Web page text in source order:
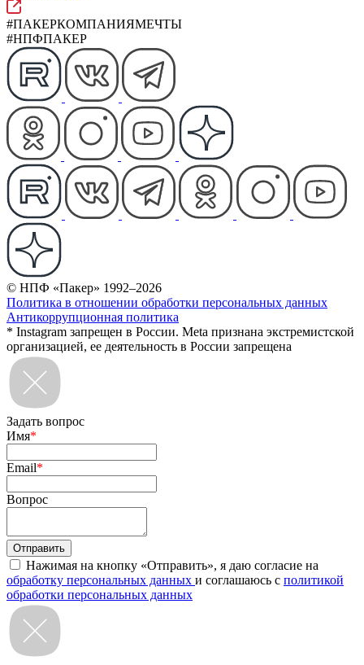
#ПАКЕРКОМПАНИЯМЕЧТЫ
#НПФПАКЕР
© НПФ «Пакер» 1992–2026
Политика в отношении обработки персональных данных
Антикоррупционная политика
* Instagram запрещен в России. Meta признана экстремистской
организацией, ее деятельность в России запрещена
Задать вопрос
Имя*
Email*
Вопрос
Нажимая на кнопку «Отправить», я даю согласие на
обработку персональных данных и соглашаюсь с политикой
обработки персональных данных